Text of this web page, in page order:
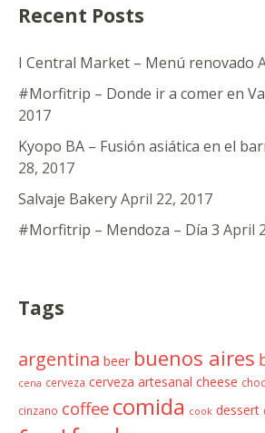
Recent Posts
I Central Market – Menú renovado
#Morfitrip – Donde ir a comer en
2017
Kyopo BA – Fusión asiática en el
28, 2017
Salvaje BakeryApril 22, 2017
#Morfitrip – Mendoza – Día 3 April
Tags
argentina beer buenos aires
cena cerveza cerveza artesanal cheese
cinzano coffee comida cook dessert